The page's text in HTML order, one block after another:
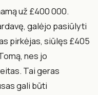
už £400 000.
galėjo pasiūlyti
pirkėjas, siūlęs £405
nes jo
Tai geras
gali būti